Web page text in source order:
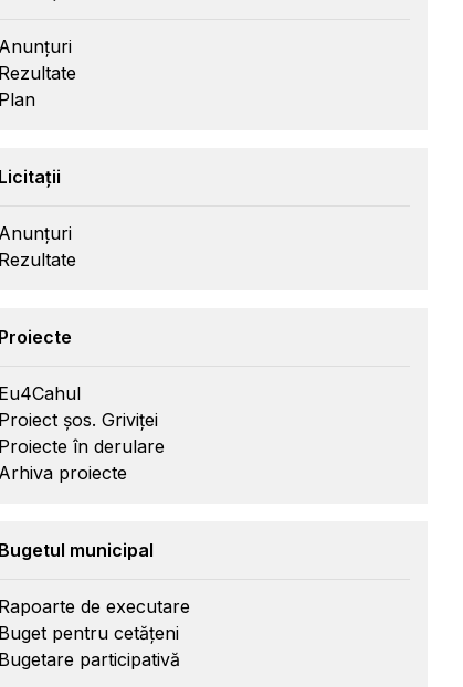
Anunțuri
Rezultate
Plan
Licitații
Anunțuri
Rezultate
Proiecte
Eu4Cahul
Proiect șos. Griviței
Proiecte în derulare
Arhiva proiecte
Bugetul municipal
Rapoarte de executare
Buget pentru cetățeni
Bugetare participativă